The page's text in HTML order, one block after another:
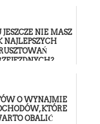
JESZCZE NIE MASZ
NAJLEPSZYCH
O WYNAJMIE
KTÓRE
OBALIĆ